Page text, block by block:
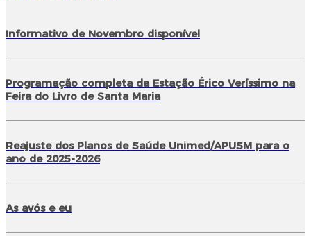
Informativo de Novembro disponível
Programação completa da Estação Érico Veríssimo na
Feira do Livro de Santa Maria
Reajuste dos Planos de Saúde Unimed/APUSM para o
ano de 2025-2026
As avós e eu